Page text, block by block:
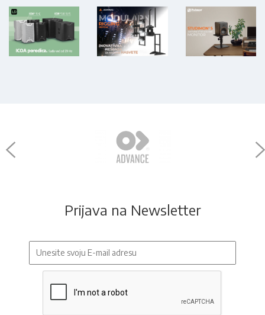
Prijava na Newsletter